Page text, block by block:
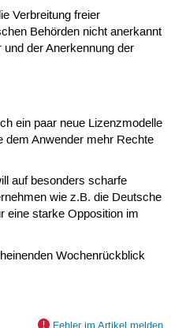
Verbreitung freier
Behörden nicht anerkannt
der Anerkennung der
ein paar neue Lizenzmodelle
Anwender mehr Rechte
auf besonders scharfe
wie z.B. die Deutsche
eine starke Opposition im
Wochenrückblick
Fehler im Artikel melden